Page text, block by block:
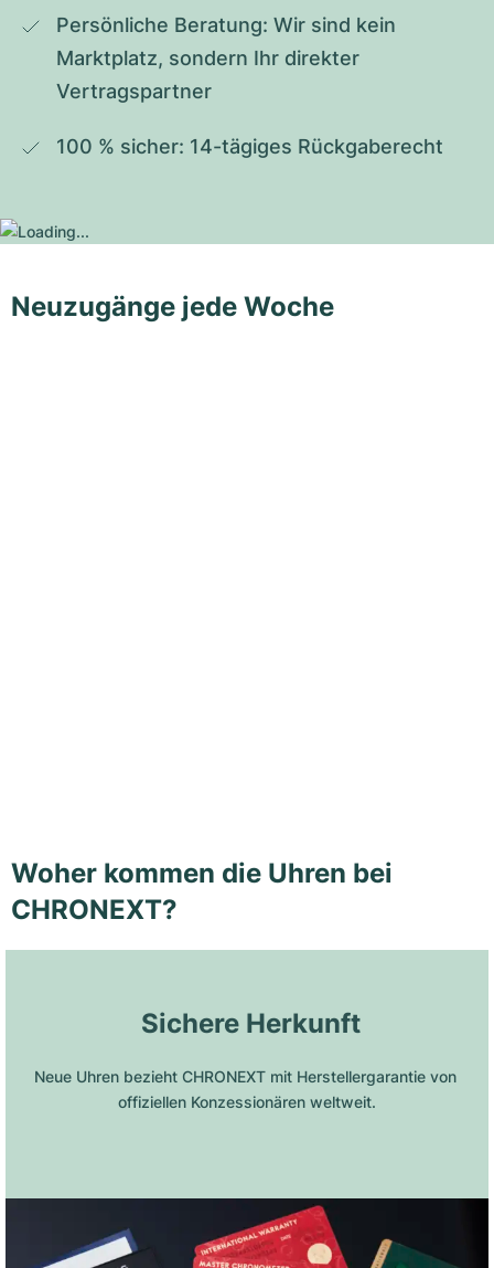
Persönliche Beratung: Wir sind kein
Marktplatz, sondern Ihr direkter
Vertragspartner
100 % sicher: 14-tägiges Rückgaberecht
Neuzugänge jede Woche
Woher kommen die Uhren bei
CHRONEXT?
Sichere Herkunft
Neue Uhren bezieht CHRONEXT mit Herstellergarantie von
offiziellen Konzessionären weltweit.